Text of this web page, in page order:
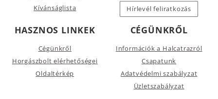
Kívánságlista
Hírlevél feliratkozás
HASZNOS LINKEK
Cégünkről
Horgászbolt elérhetőségei
Oldaltérkép
CÉGÜNKRŐL
Információk a Halcatrazról
Csapatunk
Adatvédelmi szabályzat
Üzletszabályzat